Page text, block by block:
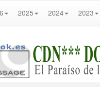
2025 2024 2023